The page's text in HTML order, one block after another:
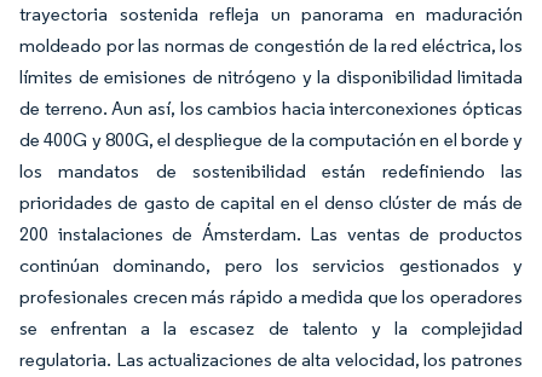
trayectoria sostenida refleja un panorama en maduración
moldeado por las normas de congestión de la red eléctrica, los
límites de emisiones de nitrógeno y la disponibilidad limitada
de terreno. Aun así, los cambios hacia interconexiones ópticas
de 400G y 800G, el despliegue de la computación en el borde y
los mandatos de sostenibilidad están redefiniendo las
prioridades de gasto de capital en el denso clúster de más de
200 instalaciones de Ámsterdam. Las ventas de productos
continúan dominando, pero los servicios gestionados y
profesionales crecen más rápido a medida que los operadores
se enfrentan a la escasez de talento y la complejidad
regulatoria. Las actualizaciones de alta velocidad, los patrones